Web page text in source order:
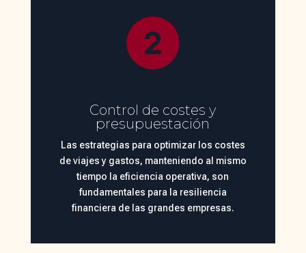
Control de costes y
presupuestación
Las estrategias para optimizar los costes
de viajes y gastos, manteniendo al mismo
tiempo la eficiencia operativa, son
fundamentales para la resiliencia
financiera de las grandes empresas.